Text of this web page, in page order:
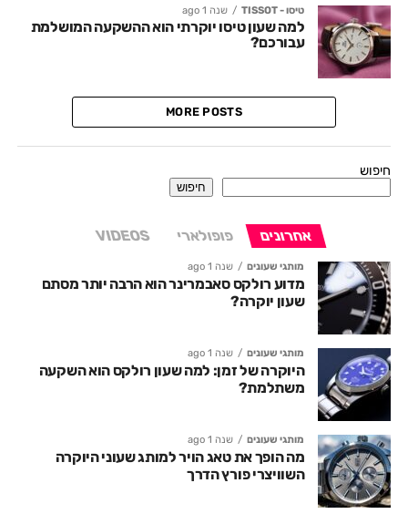
טיסו - TISSOT שנה 1 ago
למה שעון טיסו יוקרתי הוא ההשקעה המושלמת
עבורכם?
MORE POSTS
חיפוש
חיפוש
אחרונים פופולארי VIDEOS
מותגי שעונים שנה 1 ago
מדוע רולקס סאבמרינר הוא הרבה יותר מסתם
שעון יוקרה?
מותגי שעונים שנה 1 ago
היוקרה של זמן: למה שעון רולקס הוא השקעה
משתלמת?
מותגי שעונים שנה 1 ago
מה הופך את טאג הויר למותג שעוני היוקרה
השוויצרי פורץ הדרך